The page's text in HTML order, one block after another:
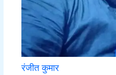
रंजीत कुमार